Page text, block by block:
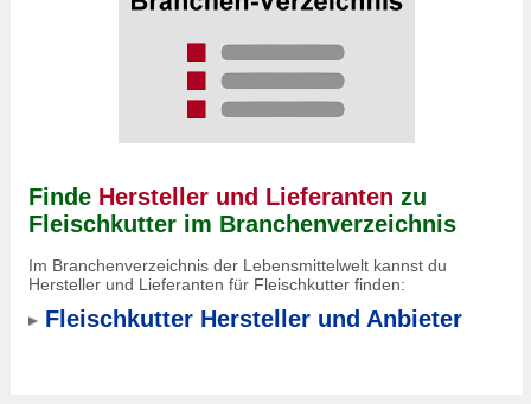
Finde Hersteller und Lieferanten zu
Fleischkutter im Branchenverzeichnis
Im Branchenverzeichnis der Lebensmittelwelt kannst du
Hersteller und Lieferanten für Fleischkutter finden:
Fleischkutter Hersteller und Anbieter